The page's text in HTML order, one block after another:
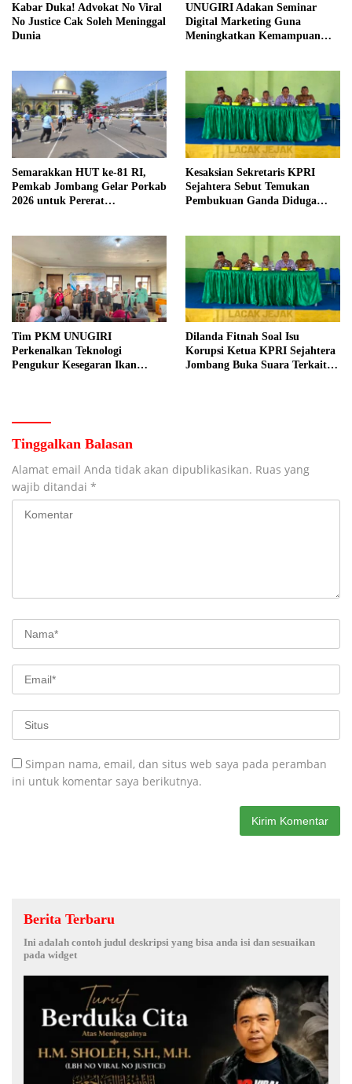
Kabar Duka! Advokat No Viral
No Justice Cak Soleh Meninggal
Dunia
UNUGIRI Adakan Seminar
Digital Marketing Guna
Meningkatkan Kemampuan
Semarakkan HUT ke-81 RI,
Pemkab Jombang Gelar Porkab
2026 untuk Pererat
Kesaksian Sekretaris KPRI
Sejahtera Sebut Temukan
Pembukuan Ganda Diduga
Tim PKM UNUGIRI
Perkenalkan Teknologi
Pengukur Kesegaran Ikan
Dilanda Fitnah Soal Isu
Korupsi Ketua KPRI Sejahtera
Jombang Buka Suara Terkait
Tinggalkan Balasan
Alamat email Anda tidak akan dipublikasikan. Ruas yang
wajib ditandai *
Simpan nama, email, dan situs web saya pada peramban
ini untuk komentar saya berikutnya.
Berita Terbaru
Ini adalah contoh judul deskripsi yang bisa anda isi dan sesuaikan
pada widget